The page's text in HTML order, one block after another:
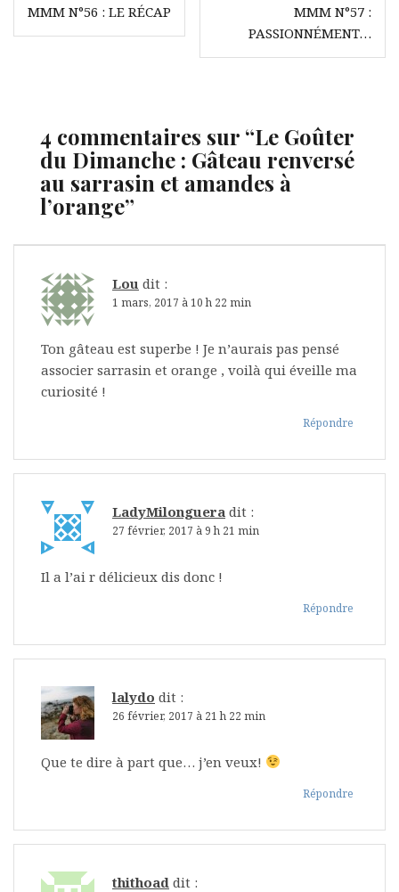
deMMM N°56 : LE RÉCAP
MMM N°57 :
PASSIONNÉMENT…
4 commentaires sur “Le Goûter
du Dimanche : Gâteau renversé
au sarrasin et amandes à
l’orange”
Lou dit :
1 mars, 2017 à 10 h 22 min
Ton gâteau est superbe ! Je n’aurais pas pensé
associer sarrasin et orange , voilà qui éveille ma
curiosité !
Répondre
LadyMilonguera dit :
27 février, 2017 à 9 h 21 min
Il a l’ai r délicieux dis donc !
Répondre
lalydo dit :
26 février, 2017 à 21 h 22 min
Que te dire à part que… j’en veux!
Répondre
thithoad dit :